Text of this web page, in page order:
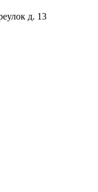
д. 13